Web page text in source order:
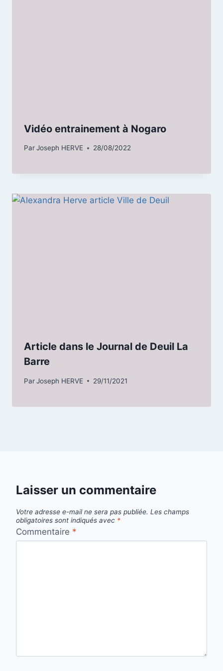
Vidéo entrainement à Nogaro
ParJoseph HERVE 28/08/2022
Article dans le Journal de Deuil La
Barre
ParJoseph HERVE 29/11/2021
Laisser un commentaire
Votre adresse e-mail ne sera pas publiée. Les champs
obligatoires sont indiqués avec *
Commentaire *